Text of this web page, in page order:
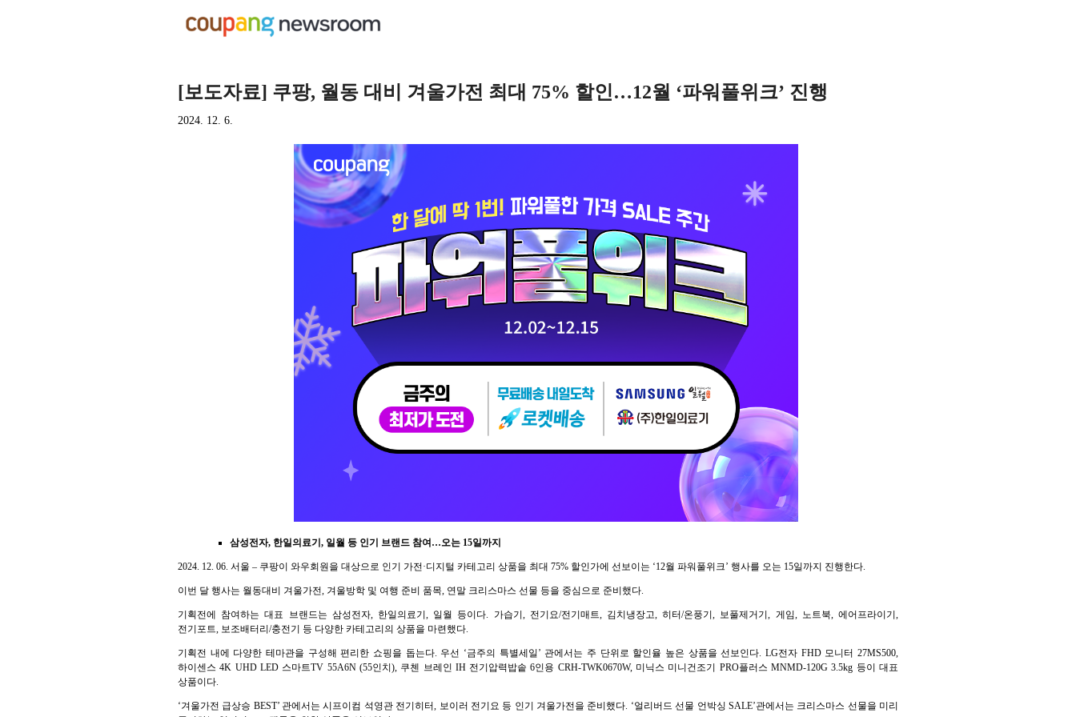
[보도자료] 쿠팡, 월동 대비 겨울가전 최대 75% 할인…12월 ‘파워풀위크’ 진행
2024. 12. 6.
삼성전자, 한일의료기, 일월 등 인기 브랜드 참여…오는 15일까지
2024. 12. 06. 서울 – 쿠팡이 와우회원을 대상으로 인기 가전·디지털 카테고리 상품을 최대 75% 할인가에 선보이는 ‘12월 파워풀위크’ 행사를 오는 15일까지 진행한다.
이번 달 행사는 월동대비 겨울가전, 겨울방학 및 여행 준비 품목, 연말 크리스마스 선물 등을 중심으로 준비했다.
기획전에 참여하는 대표 브랜드는 삼성전자, 한일의료기, 일월 등이다. 가습기, 전기요/전기매트, 김치냉장고, 히터/온풍기, 보풀제거기, 게임, 노트북, 에어프라이기,
전기포트, 보조배터리/충전기 등 다양한 카테고리의 상품을 마련했다.
기획전 내에 다양한 테마관을 구성해 편리한 쇼핑을 돕는다. 우선 ‘금주의 특별세일’ 관에서는 주 단위로 할인율 높은 상품을 선보인다. LG전자 FHD 모니터 27MS500,
하이센스 4K UHD LED 스마트TV 55A6N (55인치), 쿠첸 브레인 IH 전기압력밥솥 6인용 CRH-TWK0670W, 미닉스 미니건조기 PRO플러스 MNMD-120G 3.5kg 등이 대표
상품이다.
‘겨울가전 급상승 BEST’ 관에서는 시프이컴 석영관 전기히터, 보이러 전기요 등 인기 겨울가전을 준비했다. ‘얼리버드 선물 언박싱 SALE’관에서는 크리스마스 선물을 미리